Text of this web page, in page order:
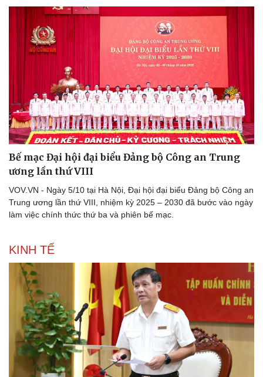
Bế mạc Đại hội đại biểu Đảng bộ Công an Trung
ương lần thứ VIII
VOV.VN - Ngày 5/10 tại Hà Nội, Đại hội đại biểu Đảng bộ Công an
Trung ương lần thứ VIII, nhiệm kỳ 2025 – 2030 đã bước vào ngày
làm việc chính thức thứ ba và phiên bế mạc.
KINH TẾ